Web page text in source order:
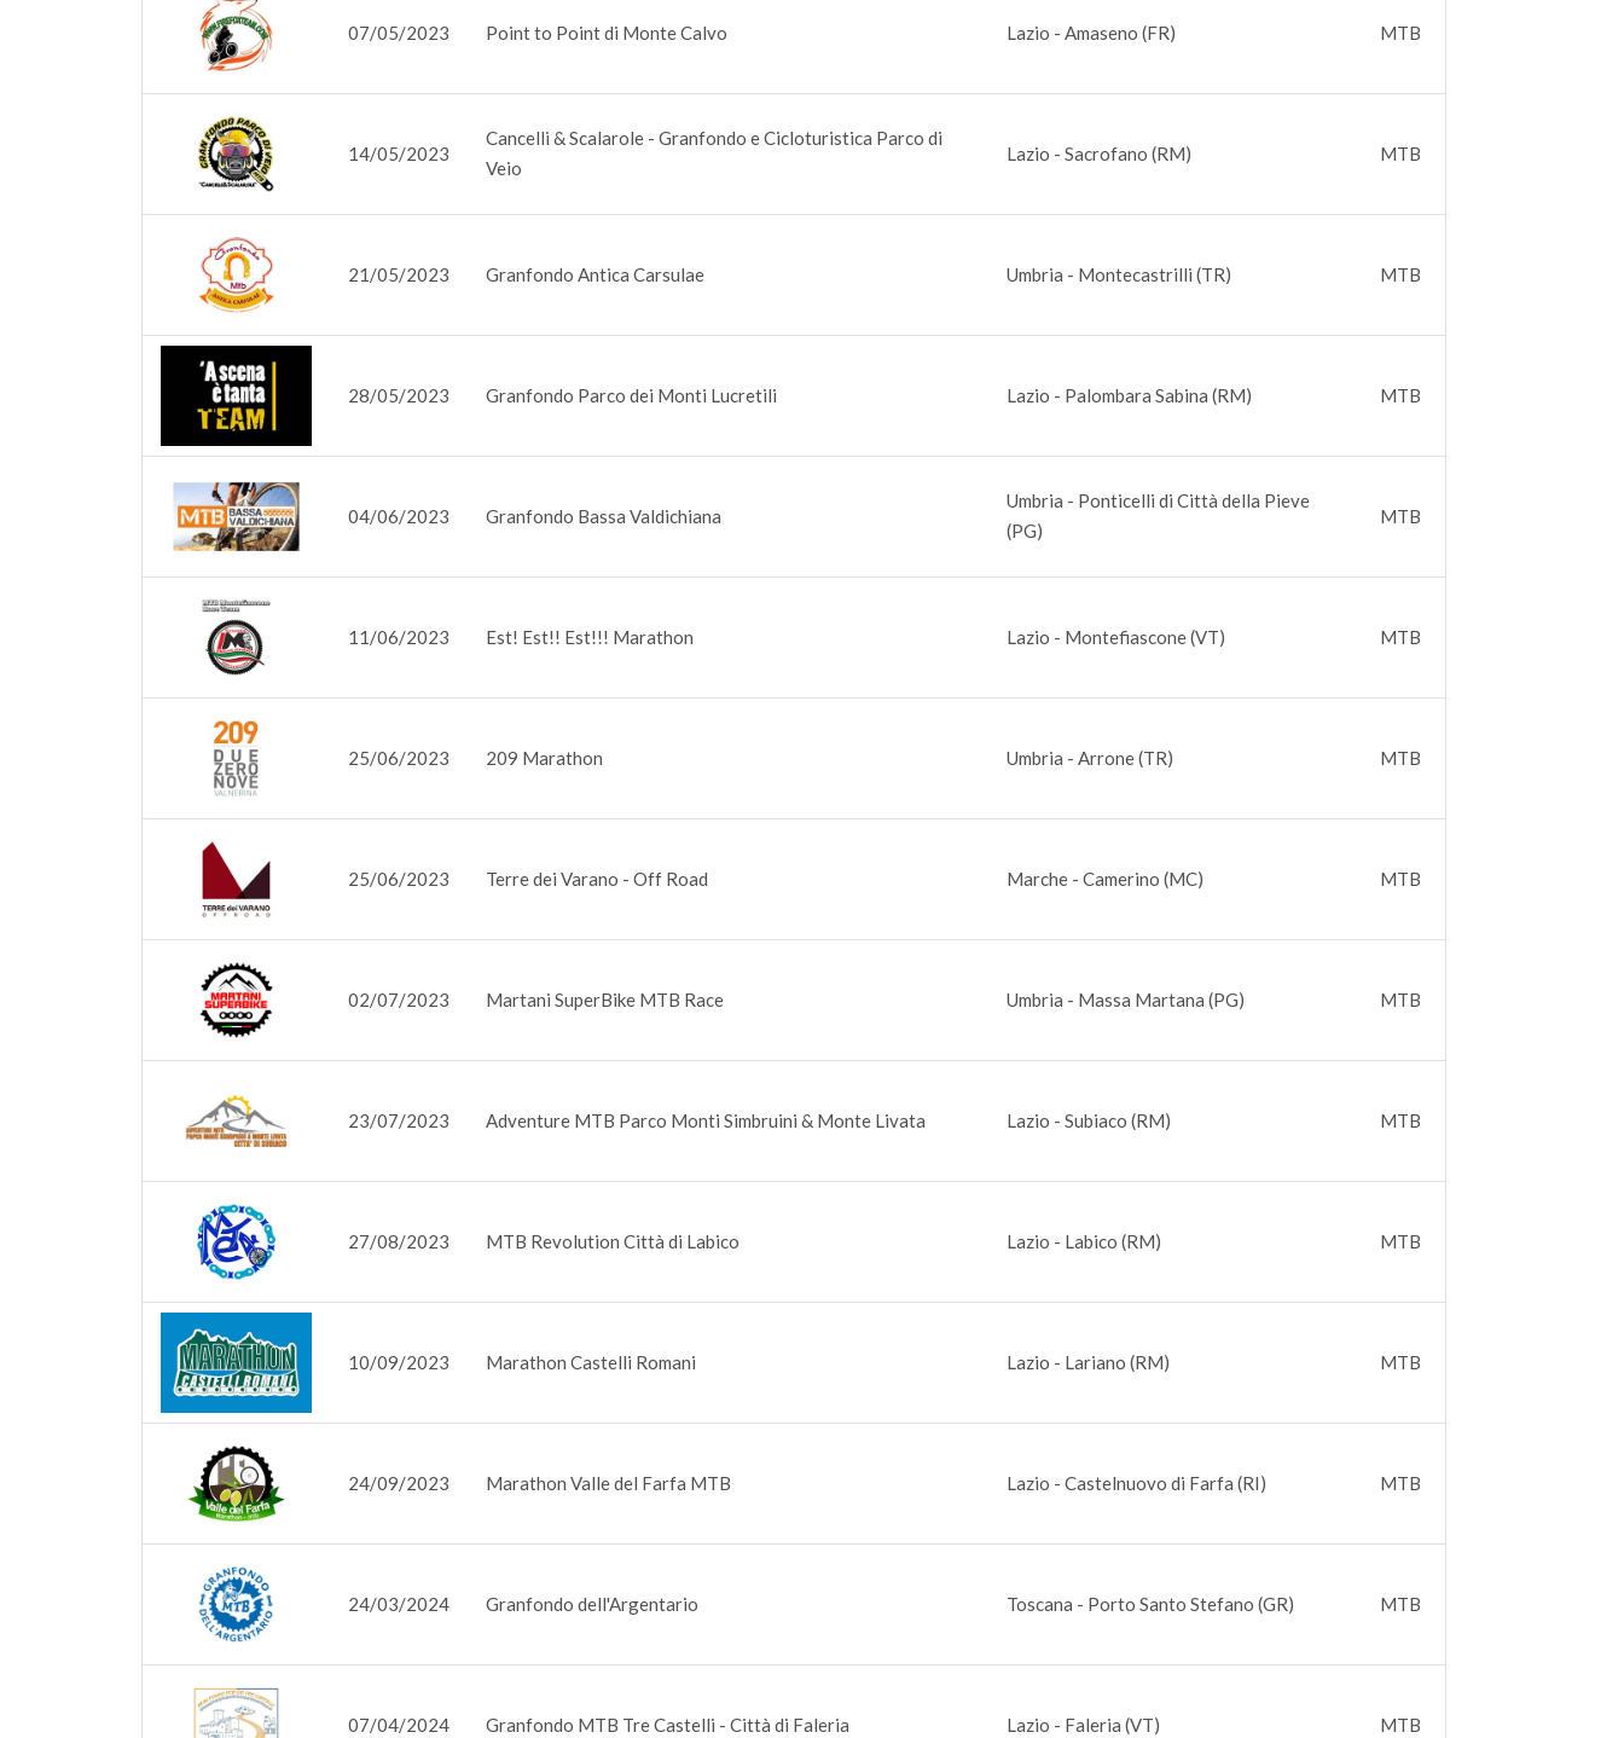
07/05/2023 Point to Point di Monte Calvo Lazio - Amaseno (FR) MTB
14/05/2023
Cancelli & Scalarole - Granfondo e Cicloturistica Parco di
Veio
Lazio - Sacrofano (RM) MTB
21/05/2023 Granfondo Antica Carsulae Umbria - Montecastrilli (TR) MTB
28/05/2023 Granfondo Parco dei Monti Lucretili Lazio - Palombara Sabina (RM) MTB
04/06/2023 Granfondo Bassa Valdichiana
Umbria - Ponticelli di Città della Pieve
(PG)
MTB
11/06/2023 Est! Est!! Est!!! Marathon Lazio - Montefiascone (VT) MTB
25/06/2023 209 Marathon Umbria - Arrone (TR) MTB
25/06/2023 Terre dei Varano - Off Road Marche - Camerino (MC) MTB
02/07/2023 Martani SuperBike MTB Race Umbria - Massa Martana (PG) MTB
23/07/2023 Adventure MTB Parco Monti Simbruini & Monte Livata Lazio - Subiaco (RM) MTB
27/08/2023 MTB Revolution Città di Labico Lazio - Labico (RM) MTB
10/09/2023 Marathon Castelli Romani Lazio - Lariano (RM) MTB
24/09/2023 Marathon Valle del Farfa MTB Lazio - Castelnuovo di Farfa (RI) MTB
24/03/2024 Granfondo dell'Argentario Toscana - Porto Santo Stefano (GR) MTB
07/04/2024 Granfondo MTB Tre Castelli - Città di Faleria Lazio - Faleria (VT) MTB